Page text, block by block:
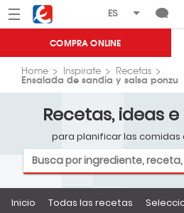
Menú Eroski
COMPRA ONLINE
Home Inspirate Recetas
Ensalada de sandia y salsa ponzu
Recetas, ideas
para planificar las
Inicio Todas las recetas